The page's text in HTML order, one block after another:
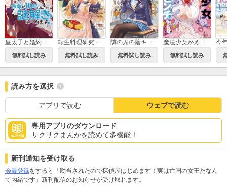
皇太子と婚約したら余命が10年に縮んだので、謎解きはじめます！
無料試し読み
転生料理研究家は今日もマイペースに料理を作る～あなたに興味はございません～
無料試し読み
隣の席の陰キャ女子が推し歌い手だった～俺の曲を歌ってくれ！～
無料試し読み
魔法少女がえっちなピンチに陥っちゃう！ アンソロジー
無料試し読み
読み方を選択
アプリで読む ウェブで読む
専用アプリのダウンロード
サクサクまんがを読めて多機能！
新刊通知を受け取る
会員登録をすると「勘当されたので探偵屋はじめます！実は亡国の女王だなん
て内緒です」新刊配信のお知らせが受け取れます。